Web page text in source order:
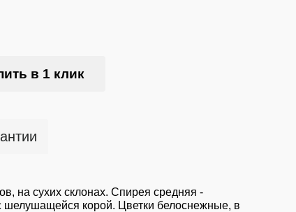
в 1 клик
на сухих склонах. Спирея средняя -
шелушащейся корой. Цветки белоснежные, в